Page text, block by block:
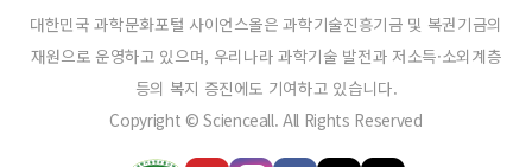
대한민국 과학문화포털 사이언스올은 과학기술진흥기금 및 복권기금의
재원으로 운영하고 있으며, 우리나라 과학기술 발전과 저소득·소외계층
등의 복지 증진에도 기여하고 있습니다.
Copyright © Scienceall. All Rights Reserved